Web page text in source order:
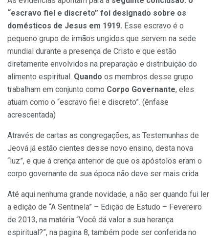
“escravo fiel e discreto” foi designado sobre os
domésticos de Jesus em 1919. Esse escravo é o
pequeno grupo de irmãos ungidos que servem na sede
mundial durante a presença de Cristo e que estão
diretamente envolvidos na preparação e distribuição do
alimento espiritual. Quando os membros desse grupo
trabalham em conjunto como Corpo Governante, eles
atuam como o “escravo fiel e discreto”. (ênfase
acrescentada)
Através de cartas as congregações, as Testemunhas de
Jeová já estão cientes desse novo ensino, desta nova
“luz”, e que à crença anterior de que os apóstolos eram o
corpo governante de sua época não deve ser mais crida.
Até aqui nenhuma grande novidade, a não ser quando fui ler
a edição de “A Sentinela” – Edição de Estudo – Fevereiro
de 2013, na matéria “Você dá valor a sua herança
espiritual?”, na pagina 8, também pode ser conferida no